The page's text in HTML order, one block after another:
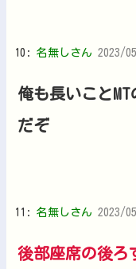
10: 名無しさん 2023/
俺も長いこと
だぞ
11: 名無しさん 2023/
後部座席の後ろ